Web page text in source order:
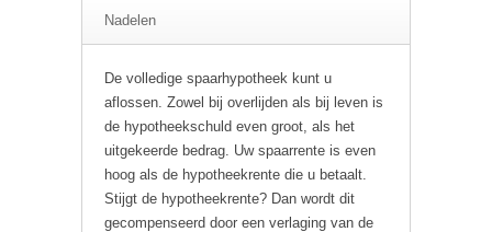
Nadelen
De volledige spaarhypotheek kunt u
aflossen. Zowel bij overlijden als bij leven is
de hypotheekschuld even groot, als het
uitgekeerde bedrag. Uw spaarrente is even
hoog als de hypotheekrente die u betaalt.
Stijgt de hypotheekrente? Dan wordt dit
gecompenseerd door een verlaging van de